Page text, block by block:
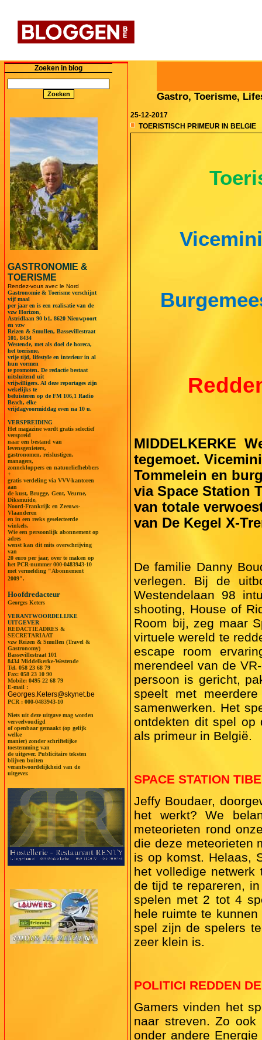
Zoeken in blog
GASTRONOMIE &
TOERISME
Rendez-vous avec le Nord
Gastronomie & Toerisme verschijnt
vijf maal
per jaar en is een realisatie van de
vzw Horizon,
Astridlaan 90 b1, 8620 Nieuwpoort
en vzw
Reizen & Smullen, Bassevillestraat
101, 8434
Westende, met als doel de horeca,
het toerisme,
vrije tijd, lifestyle en interieur in al
hun vormen
te promoten. De redactie bestaat
uitsluitend uit
vrijwilligers. Al deze reportages zijn
wekelijks te
beluisteren op de FM 106,1 Radio
Beach, elke
vrijdagvoormiddag even na 10 u.
VERSPREIDING
Het magazine wordt gratis selectief
verspreid
naar een bestand van
levensgenieters,
gastronomen, reislustigen,
managers,
zonnekloppers en natuurliefhebbers
+
gratis verdeling via VVV-kantoren
aan
de kust, Brugge, Gent, Veurne,
Diksmuide,
Noord-Frankrijk en Zeeuws-
Vlaanderen
en in een reeks geselecteerde
winkels.
Wie een persoonlijk abonnement op
adres
wenst kan dit mits overschrijving
van
20 euro per jaar, over te maken op
het PCR-nummer 000-0483943-10
met vermelding "Abonnement
2009".
Hoofdredacteur
Georges Keters
VERANTWOORDELIJKE
UITGEVER
REDACTIEADRES &
SECRETARIAAT
vzw Reizen & Smullen (Travel &
Gastronomy)
Bassevillestraat 101
8434 Middelkerke-Westende
Tel. 058 23 68 79
Fax: 058 23 10 90
Mobile: 0495 22 68 79
E-mail :
Georges.Keters@skynet.be
PCR : 000-0483943-10
Niets uit deze uitgave mag worden
verveelvoudigd
of openbaar gemaakt (op gelijk
welke
manier) zonder schriftelijke
toestemming van
de uitgever. Publicitaire teksten
blijven buiten
verantwoordelijkheid van de
uitgever.
Gastro, Toerisme,
25-12-2017
TOERISTISCH PRIMEUR IN BELGIE
MIDDELKERKE 
tegemoet.
Tommelein en
via Space Station
van totale
van De Kegel X-
De familie Danny
verlegen. Bij de
Westendelaan 98
shooting, House of
Room bij, zeg maar
virtuele wereld te
escape room
merendeel van de
persoon is gericht,
speelt met
samenwerken. Het
ontdekten dit spel op
als primeur in België.
SPACE STATION
Jeffy Boudaer,
het werkt? We
meteorieten rond
die deze meteorieten
is op komst. Helaas,
het volledige
de tijd te repareren,
spelen met 2 tot 4
hele ruimte te
spel zijn de spelers
zeer klein is.
POLITICI REDDEN
Gamers vinden het
naar streven. Zo ook
onder andere